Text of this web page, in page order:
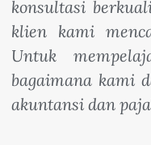
konsultasi
klien kami
Untuk
bagaimana kami
akuntansi dan